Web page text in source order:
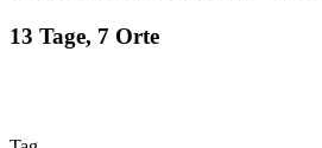
13 Tage, 7 Orte